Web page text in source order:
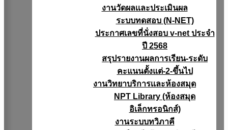
งานวัดผลเเละประเมินผล
ระบบทดสอบ (N-NET)
ประกาศเลขที่นั่งสอบ v-net ประจำ
ปี 2568
สรุปรายงานผลการเรียน-ระดับ
คะแนนตั้งแต่-2-ขึ้นไป
งานวิทยาบริการเเละห้องสมุด
NPT Library (ห้องสมุด
อิเล็กทรอนิกส์)
งานระบบทวิภาคี